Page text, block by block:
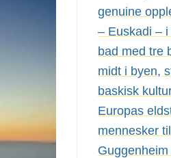
genuine
– Euskadi –
bad med tre
midt i byen,
baskisk
Europas
mennesker